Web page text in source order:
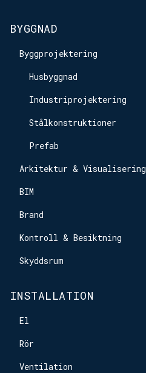
BYGGNAD
Byggprojektering
Husbyggnad
Industriprojektering
Stålkonstruktioner
Prefab
Arkitektur & Visualisering
BIM
Brand
Kontroll & Besiktning
Skyddsrum
INSTALLATION
El
Rör
Ventilation